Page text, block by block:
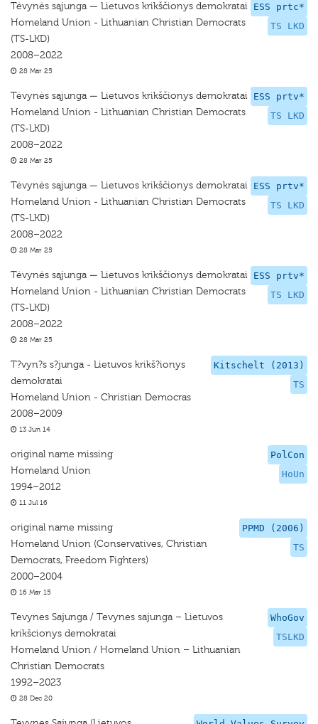
ESS prtc*
TS LKD
Tėvynės sąjunga — Lietuvos krikščionys demokratai
Homeland Union - Lithuanian Christian Democrats
(TS-LKD)
2008–2022
28 Mar 25
ESS prtv*
TS LKD
Tėvynės sąjunga — Lietuvos krikščionys demokratai
Homeland Union - Lithuanian Christian Democrats
(TS-LKD)
2008–2022
28 Mar 25
ESS prtv*
TS LKD
Tėvynės sąjunga — Lietuvos krikščionys demokratai
Homeland Union - Lithuanian Christian Democrats
(TS-LKD)
2008–2022
28 Mar 25
ESS prtv*
TS LKD
Tėvynės sąjunga — Lietuvos krikščionys demokratai
Homeland Union - Lithuanian Christian Democrats
(TS-LKD)
2008–2022
28 Mar 25
Kitschelt (2013)
TS
T?vyn?s s?junga - Lietuvos krikš?ionys
demokratai
Homeland Union - Christian Democras
2008–2009
13 Jun 14
PolCon
HoUn
original name missing
Homeland Union
1994–2012
11 Jul 16
PPMD (2006)
TS
original name missing
Homeland Union (Conservatives, Christian
Democrats, Freedom Fighters)
2000–2004
16 Mar 15
WhoGov
TSLKD
Tevynes Sajunga / Tevynes sajunga – Lietuvos
krikšcionys demokratai
Homeland Union / Homeland Union – Lithuanian
Christian Democrats
1992–2023
28 Dec 20